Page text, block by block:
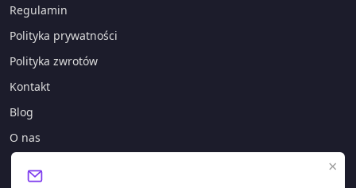
×
Regulamin
Polityka prywatności
Polityka zwrotów
Kontakt
Blog
O nas
KONTAKT